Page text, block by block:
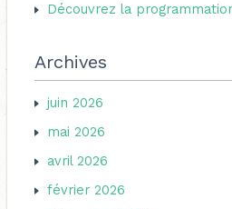
Découvrez la
Archives
juin 2026
mai 2026
avril 2026
février 2026